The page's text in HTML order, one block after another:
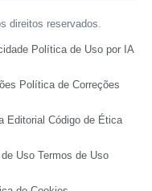
direitos reservados.
Política de Uso por IA
Política de Correções
Editorial Código de Ética
Uso Termos de Uso